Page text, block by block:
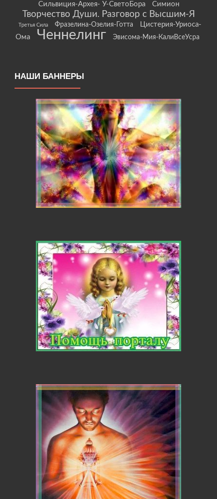
Сильвиция-Архея- У-СветоБора Симион
Творчество Души. Разговор с Высшим-Я
Третья Сила Фразелина-Озелия-Готта
Цистерия-Уриоса-
Ома
Ченнелинг Эвисома-Мия-КалиВсеУсра
НАШИ БАННЕРЫ